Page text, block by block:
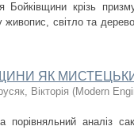
крізь призму
світло та
ЯК
Вікторія (Modern
порівняльний аналіз